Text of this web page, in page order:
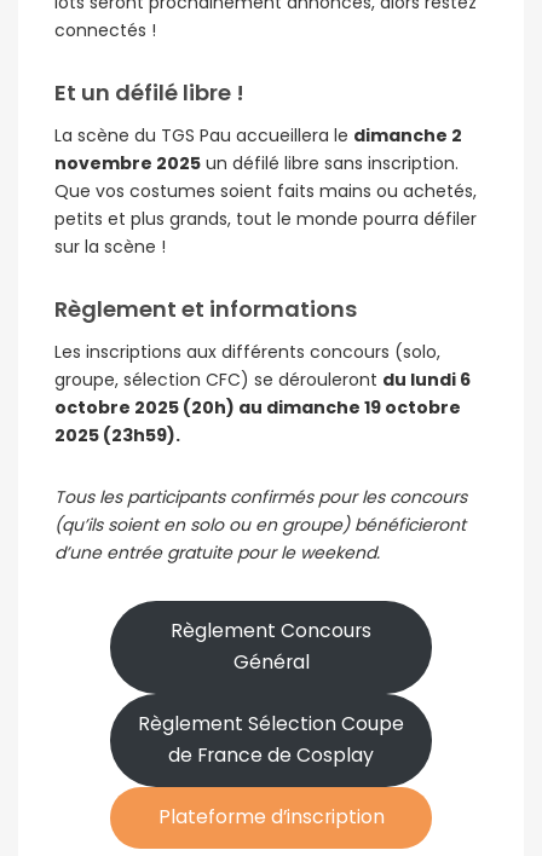
connectés !
Et un défilé libre !
La scène du TGS Pau accueillera le dimanche 2
novembre 2025 un défilé libre sans inscription.
Que vos costumes soient faits mains ou achetés,
petits et plus grands, tout le monde pourra défiler
sur la scène !
Règlement et informations
Les inscriptions aux différents concours (solo,
groupe, sélection CFC) se dérouleront du lundi 6
octobre 2025 (20h) au dimanche 19 octobre
2025 (23h59).
Tous les participants confirmés pour les concours
(qu’ils soient en solo ou en groupe) bénéficieront
d’une entrée gratuite pour le weekend.
Règlement Concours
Général
Règlement Sélection Coupe
de France de Cosplay
Plateforme d’inscription